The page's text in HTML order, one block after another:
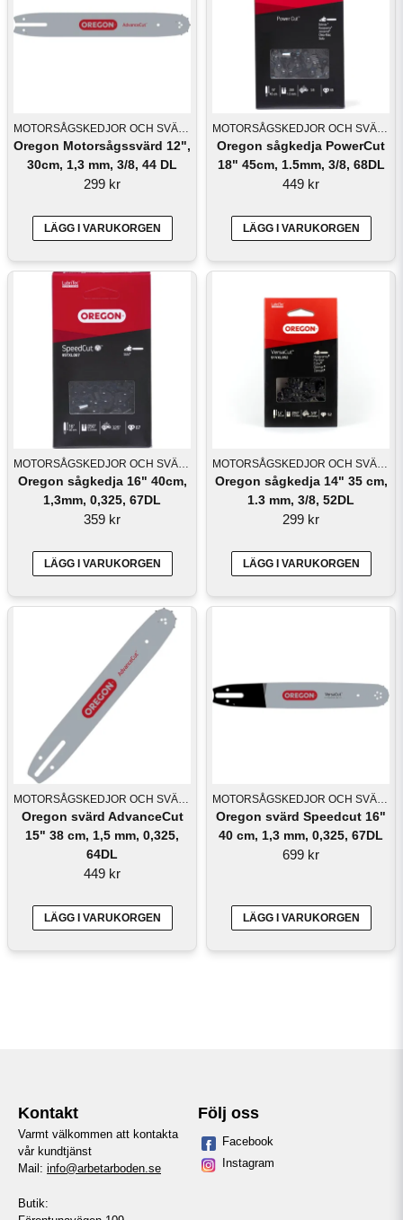
Oregon Motorsågssvärd 12",
30cm, 1,3 mm, 3/8, 44 DL
299 kr
LÄGG I VARUKORGEN
Oregon sågkedja PowerCut
18" 45cm, 1.5mm, 3/8, 68DL
449 kr
LÄGG I VARUKORGEN
Oregon sågkedja 16" 40cm,
1,3mm, 0,325, 67DL
359 kr
LÄGG I VARUKORGEN
Oregon sågkedja 14" 35 cm,
1.3 mm, 3/8, 52DL
299 kr
LÄGG I VARUKORGEN
Oregon svärd AdvanceCut
15" 38 cm, 1,5 mm, 0,325,
64DL
449 kr
LÄGG I VARUKORGEN
Oregon svärd Speedcut 16"
40 cm, 1,3 mm, 0,325, 67DL
699 kr
LÄGG I VARUKORGEN
Kontakt
Varmt välkommen att kontakta
vår kundtjänst
Mail: info@arbetarboden.se
Butik:
Följ oss
Facebook
Instagram